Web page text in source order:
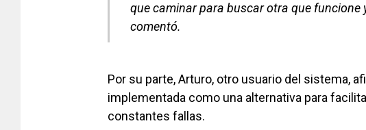
que caminar para buscar otra que funcione
comentó.
Por su parte, Arturo, otro usuario del sistema,
implementada como una alternativa para
constantes fallas.